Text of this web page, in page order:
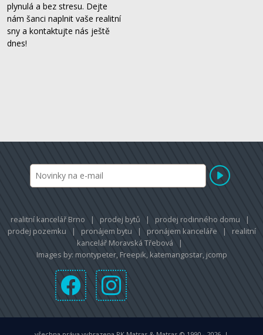
plynulá a bez stresu. Dejte
nám šanci naplnit vaše realitní
sny a kontaktujte nás ještě
dnes!
realitní kancelář Brno | prodej bytů | prodej rodinného domu |
prodej pozemku | pronájem bytu | pronájem kanceláře | realitní
kancelář Moravská Třebová |
Images by: montypeter, Freepik, katemangostar,jcomp